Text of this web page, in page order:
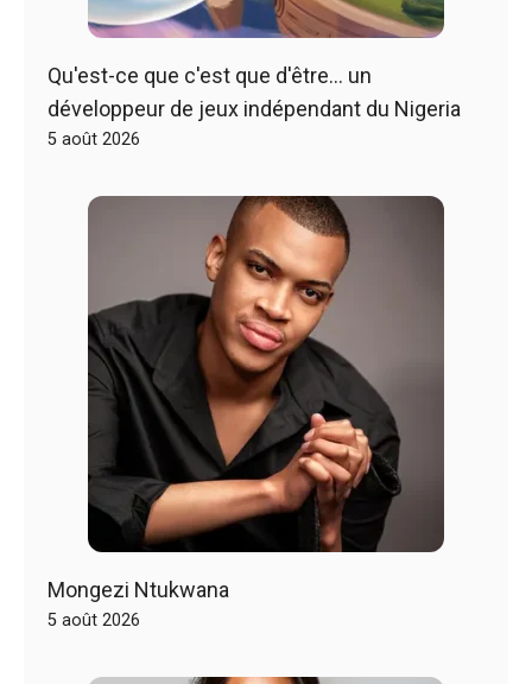
Qu'est-ce que c'est que d'être… un
développeur de jeux indépendant du Nigeria
5 août 2026
Mongezi Ntukwana
5 août 2026